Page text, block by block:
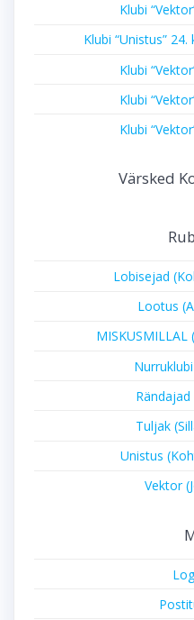
Klubi
Klubi “Unistus”
Klubi
Klubi
Klubi
Värsked
Lobisejad
Lootus
MISKUSMILLAL
Rändajad
Tuljak
Unistus
Vektor